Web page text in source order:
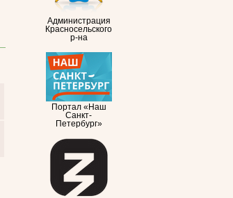
Администрация
Красносельского
р-на
Портал «Наш
Санкт-
Петербург»